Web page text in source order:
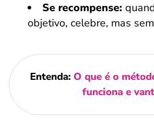
Se recompense:
objetivo, celebre, mas
Entenda: O que é o
funciona e